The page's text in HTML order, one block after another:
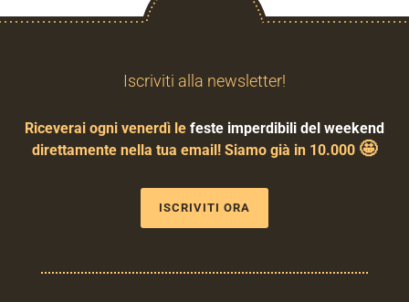
Iscriviti alla newsletter!
Riceverai ogni venerdì le feste imperdibili del weekend
direttamente nella tua email! Siamo già in 10.000 🤩
ISCRIVITI ORA